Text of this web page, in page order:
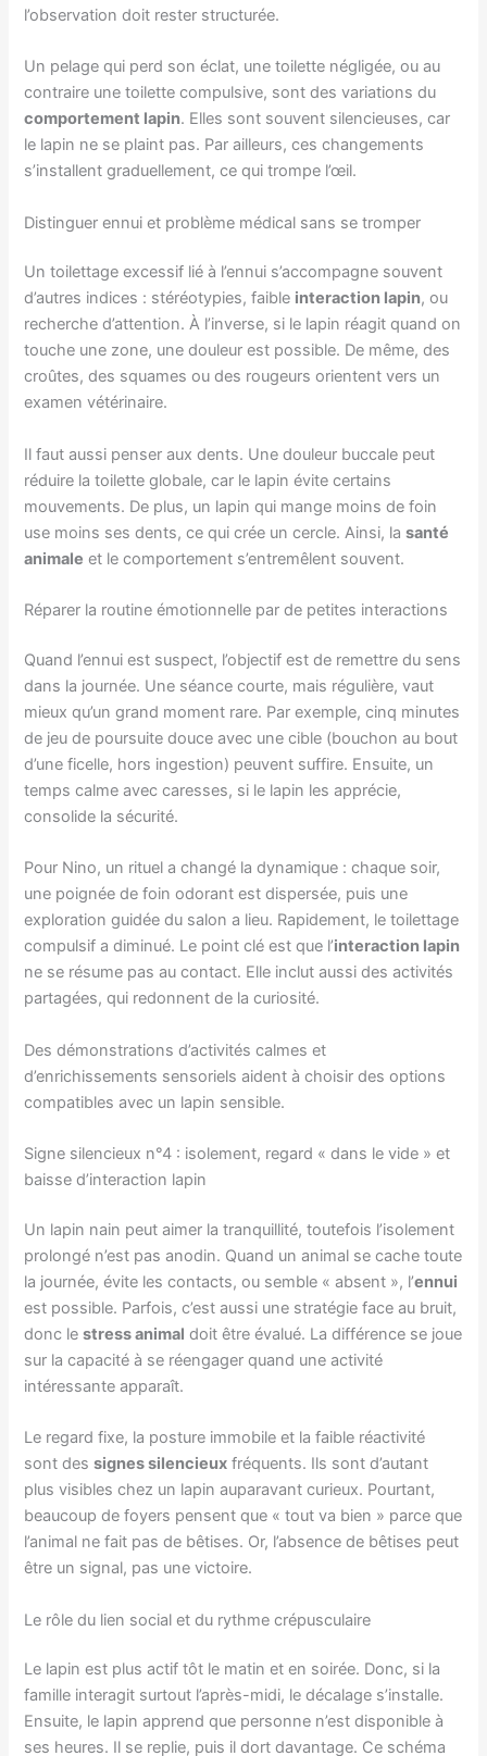
l’observation doit rester structurée.
Un pelage qui perd son éclat, une toilette négligée, ou au
contraire une toilette compulsive, sont des variations du
comportement lapin. Elles sont souvent silencieuses, car
le lapin ne se plaint pas. Par ailleurs, ces changements
s’installent graduellement, ce qui trompe l’œil.
Distinguer ennui et problème médical sans se tromper
Un toilettage excessif lié à l’ennui s’accompagne souvent
d’autres indices : stéréotypies, faible interaction lapin, ou
recherche d’attention. À l’inverse, si le lapin réagit quand on
touche une zone, une douleur est possible. De même, des
croûtes, des squames ou des rougeurs orientent vers un
examen vétérinaire.
Il faut aussi penser aux dents. Une douleur buccale peut
réduire la toilette globale, car le lapin évite certains
mouvements. De plus, un lapin qui mange moins de foin
use moins ses dents, ce qui crée un cercle. Ainsi, lasanté
animale et le comportement s’entremêlent souvent.
Réparer la routine émotionnelle par de petites interactions
Quand l’ennui est suspect, l’objectif est de remettre du sens
dans la journée. Une séance courte, mais régulière, vaut
mieux qu’un grand moment rare. Par exemple, cinq minutes
de jeu de poursuite douce avec une cible (bouchon au bout
d’une ficelle, hors ingestion) peuvent suffire. Ensuite, un
temps calme avec caresses, si le lapin les apprécie,
consolide la sécurité.
Pour Nino, un rituel a changé la dynamique : chaque soir,
une poignée de foin odorant est dispersée, puis une
exploration guidée du salon a lieu. Rapidement, le toilettage
compulsif a diminué. Le point clé est que l’interaction lapin
ne se résume pas au contact. Elle inclut aussi des activités
partagées, qui redonnent de la curiosité.
Des démonstrations d’activités calmes et
d’enrichissements sensoriels aident à choisir des options
compatibles avec un lapin sensible.
Signe silencieux n°4 : isolement, regard « dans le vide » et
baisse d’interaction lapin
Un lapin nain peut aimer la tranquillité, toutefois l’isolement
prolongé n’est pas anodin. Quand un animal se cache toute
la journée, évite les contacts, ou semble « absent », l’ennui
est possible. Parfois, c’est aussi une stratégie face au bruit,
donc lestress animal doit être évalué. La différence se joue
sur la capacité à se réengager quand une activité
intéressante apparaît.
Le regard fixe, la posture immobile et la faible réactivité
sont dessignes silencieux fréquents. Ils sont d’autant
plus visibles chez un lapin auparavant curieux. Pourtant,
beaucoup de foyers pensent que « tout va bien » parce que
l’animal ne fait pas de bêtises. Or, l’absence de bêtises peut
être un signal, pas une victoire.
Le rôle du lien social et du rythme crépusculaire
Le lapin est plus actif tôt le matin et en soirée. Donc, si la
famille interagit surtout l’après-midi, le décalage s’installe.
Ensuite, le lapin apprend que personne n’est disponible à
ses heures. Il se replie, puis il dort davantage. Ce schéma